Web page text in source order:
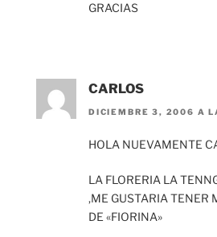
GRACIAS
CARLOS
DICIEMBRE 3, 2006 A
HOLA NUEVAMENTE
LA FLORERIA LA
,ME GUSTARIA TENER
DE «FIORINA»